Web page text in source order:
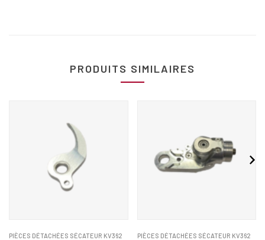
PRODUITS SIMILAIRES
PIÈCES DÉTACHÉES SÉCATEUR KV362 PIÈCES DÉTACHÉES SÉCATEUR KV362